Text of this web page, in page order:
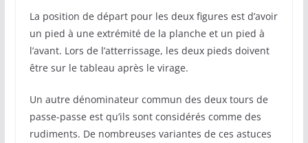
La position de départ pour les deux figures est d’avoir
un pied à une extrémité de la planche et un pied à
l’avant. Lors de l’atterrissage, les deux pieds doivent
être sur le tableau après le virage.
Un autre dénominateur commun des deux tours de
passe-passe est qu’ils sont considérés comme des
rudiments. De nombreuses variantes de ces astuces